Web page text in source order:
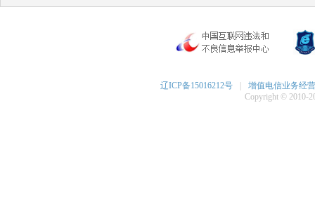
辽ICP备15016212号
增值电信业务经
Copyright © 2010-